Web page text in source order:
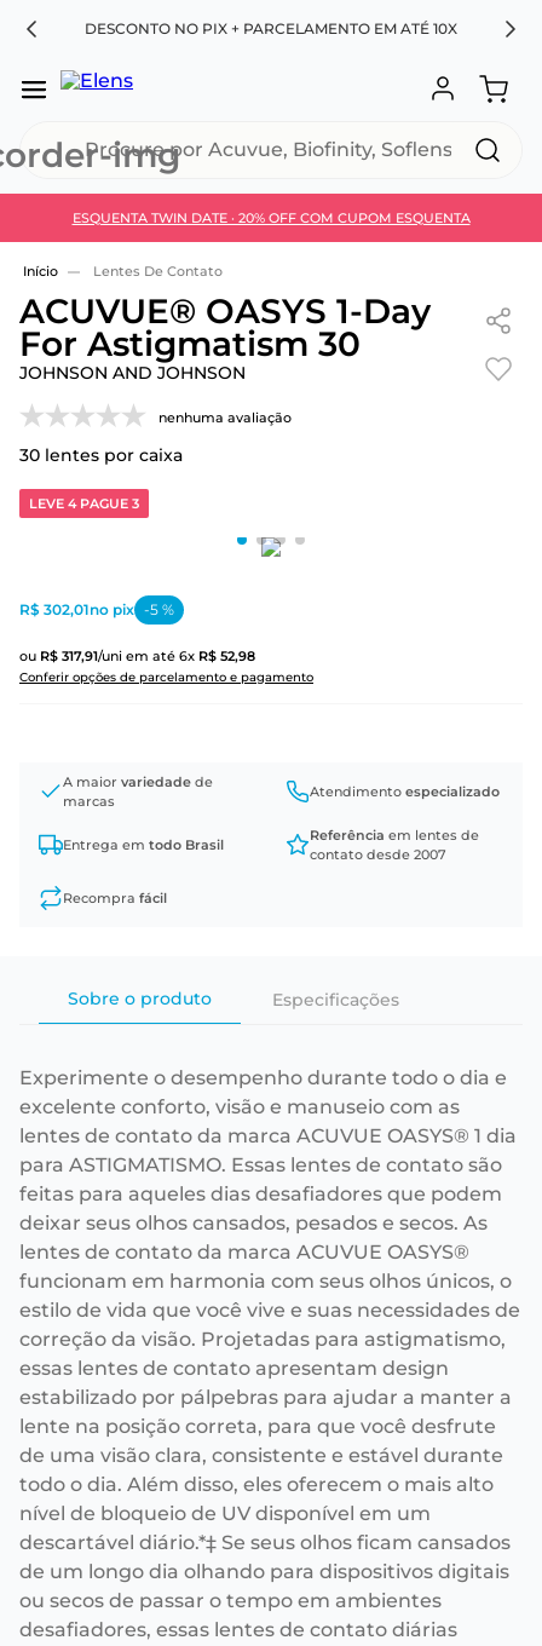
DESCONTO NO PIX + PARCELAMENTO EM ATÉ 10X
ESQUENTA TWIN DATE · 20% OFF COM CUPOM ESQUENTA
Use 30HOJE e ganhe 30% OFF + economia extra no
Lentes De Contato
ACUVUE® OASYS 1-Day
For Astigmatism 30
JOHNSON AND JOHNSON
nenhuma avaliação
30 lentes por caixa
LEVE 4 PAGUE 3
ou R$ 317,91/uni em até 6x R$ 52,98
Conferir opções de parcelamento e pagamento
R$ 302,01no pix -5 %
A maior variedade de
marcas
Atendimento especializado
Entrega em todo Brasil
Referência em lentes de
contato desde 2007
Recompra fácil
Sobre o produto Especificações
Experimente o desempenho durante todo o dia e
excelente conforto, visão e manuseio com as
lentes de contato da marca ACUVUE OASYS® 1 dia
para ASTIGMATISMO. Essas lentes de contato são
feitas para aqueles dias desafiadores que podem
deixar seus olhos cansados, pesados e secos. As
lentes de contato da marca ACUVUE OASYS®
funcionam em harmonia com seus olhos únicos, o
estilo de vida que você vive e suas necessidades de
correção da visão. Projetadas para astigmatismo,
essas lentes de contato apresentam design
estabilizado por pálpebras para ajudar a manter a
lente na posição correta, para que você desfrute
de uma visão clara, consistente e estável durante
todo o dia. Além disso, eles oferecem o mais alto
nível de bloqueio de UV disponível em um
descartável diário.*‡ Se seus olhos ficam cansados
de um longo dia olhando para dispositivos digitais
ou secos de passar o tempo em ambientes
desafiadores, essas lentes de contato diárias